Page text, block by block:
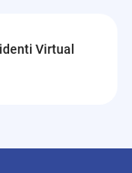
Virtual